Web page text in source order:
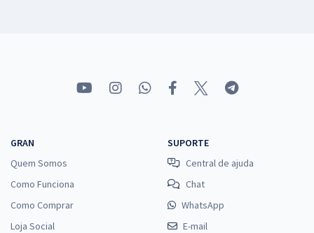
GRAN
Quem Somos
Como Funciona
Como Comprar
Loja Social
SUPORTE
Central de ajuda
Chat
WhatsApp
E-mail